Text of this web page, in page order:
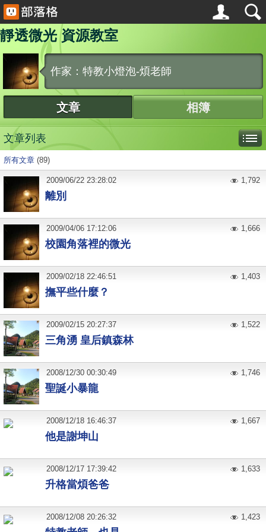
靜透微光 資源教室
作家：特教小燈泡-煩老師
文章 相簿
文章列表
所有文章 (89)
離別
2009/06/22 23:28:02 1,792
校園角落裡的微光
2009/04/06 17:12:06 1,666
撫平些什麼？
2009/02/18 22:46:51 1,403
三角湧 皇后鎮森林
2009/02/15 20:27:37 1,522
聖誕小暴龍
2008/12/30 00:30:49 1,746
他是謝坤山
2008/12/18 16:46:37 1,667
升格當煩爸爸
2008/12/17 17:39:42 1,633
2008/12/08 20:26:32 1,423